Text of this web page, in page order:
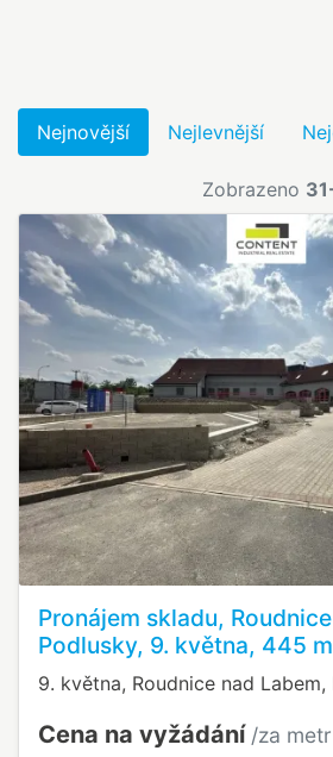
Nejnovější Nejlevnější
Zobrazeno
Pronájem skladu,
Podlusky, 9. května, 445 m
9. května, Roudnice nad Labem,
Cena na vyžádání /za